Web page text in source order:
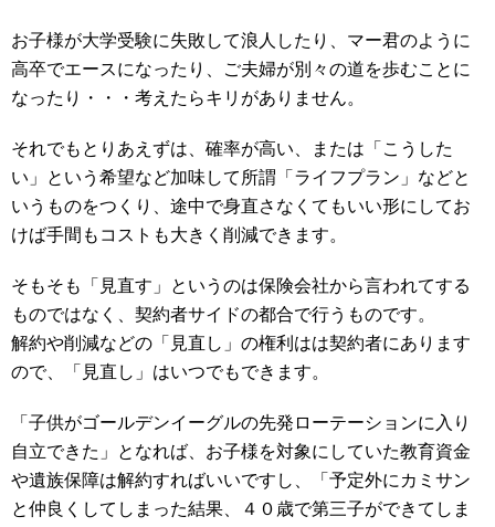
お子様が大学受験に失敗して浪人したり、マー君のように
高卒でエースになったり、ご夫婦が別々の道を歩むことに
なったり・・・考えたらキリがありません。
それでもとりあえずは、確率が高い、または「こうした
い」という希望など加味して所謂「ライフプラン」などと
いうものをつくり、途中で身直さなくてもいい形にしてお
けば手間もコストも大きく削減できます。
そもそも「見直す」というのは保険会社から言われてする
ものではなく、契約者サイドの都合で行うものです。
解約や削減などの「見直し」の権利はは契約者にあります
ので、「見直し」はいつでもできます。
「子供がゴールデンイーグルの先発ローテーションに入り
自立できた」となれば、お子様を対象にしていた教育資金
や遺族保障は解約すればいいですし、「予定外にカミサン
と仲良くしてしまった結果、４０歳で第三子ができてしま